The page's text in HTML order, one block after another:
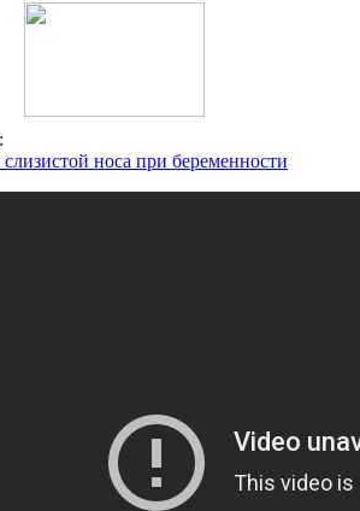
слизистой носа при беременности